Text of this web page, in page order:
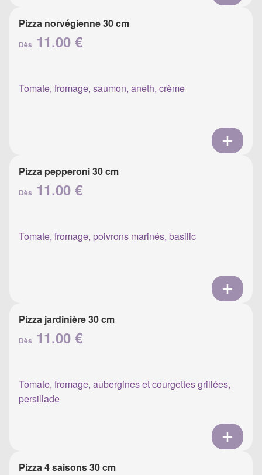
Pizza norvégienne 30 cm
Dès 11.00 €
Tomate, fromage, saumon, aneth, crème
Pizza pepperoni 30 cm
Dès 11.00 €
Tomate, fromage, poivrons marinés, basilic
Pizza jardinière 30 cm
Dès 11.00 €
Tomate, fromage, aubergines et courgettes grillées,
persillade
Pizza 4 saisons 30 cm